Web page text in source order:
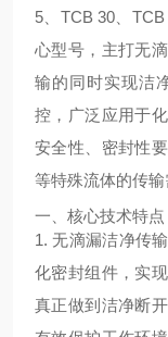
5、TCB 30、
心型号，主打无
输的同时实现洁
控，广泛应用于
安全性、密封性
等特殊流体的传输
一、核心技术特点
1. 无滴漏洁净传
化密封组件，实
真正做到洁净断